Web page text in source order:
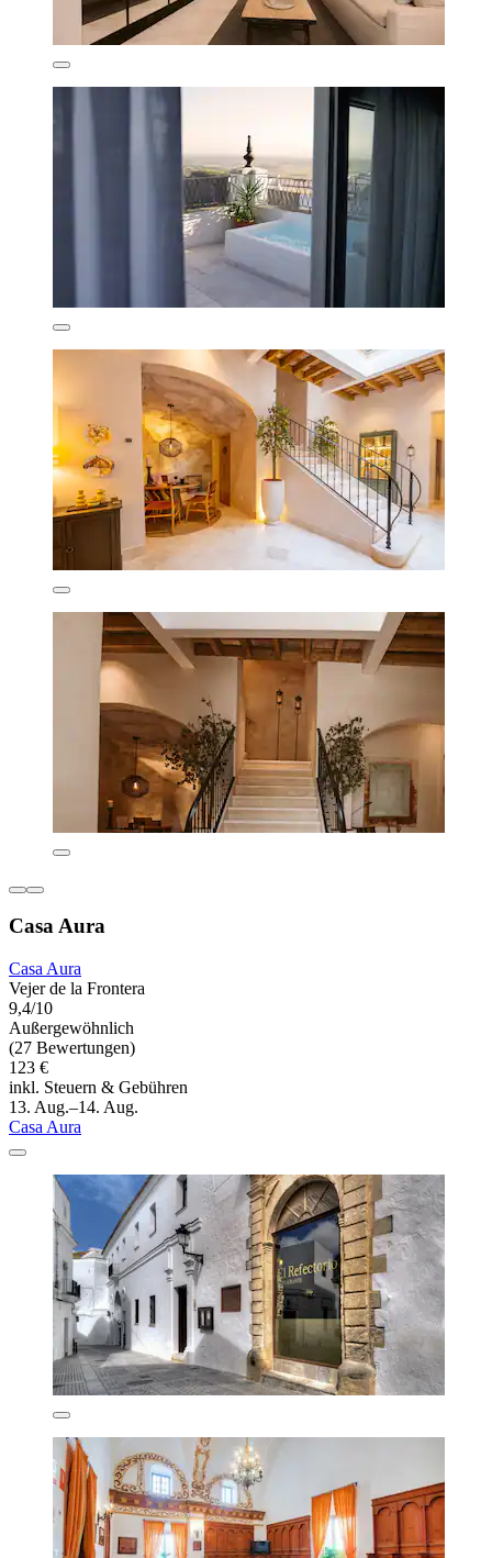
Casa Aura
Casa Aura
Vejer de la Frontera
9,4/10
Außergewöhnlich
(27 Bewertungen)
123 €
inkl. Steuern & Gebühren
13. Aug.–14. Aug.
Casa Aura